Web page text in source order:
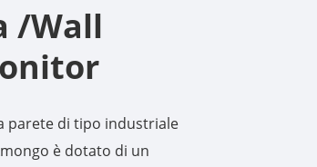
/Wall
parete di tipo industriale
è dotato di un